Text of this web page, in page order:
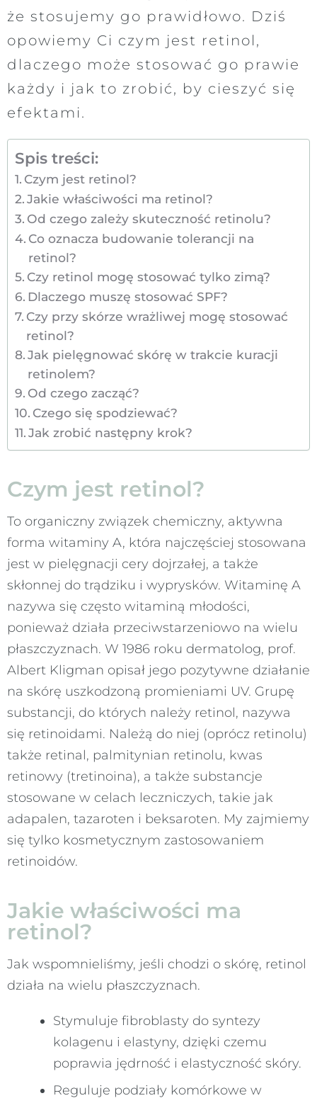
że stosujemy go prawidłowo. Dziś
opowiemy Ci czym jest retinol,
dlaczego może stosować go prawie
każdy i jak to zrobić, by cieszyć się
efektami.
Spis treści:
Czym jest retinol?
Jakie właściwości ma retinol?
Od czego zależy skuteczność retinolu?
Co oznacza budowanie tolerancji na
retinol?
Czy retinol mogę stosować tylko zimą?
Dlaczego muszę stosować SPF?
Czy przy skórze wrażliwej mogę stosować
retinol?
Jak pielęgnować skórę w trakcie kuracji
retinolem?
Od czego zacząć?
Czego się spodziewać?
Jak zrobić następny krok?
Czym jest retinol?
To organiczny związek chemiczny, aktywna
forma witaminy A, która najczęściej stosowana
jest w pielęgnacji cery dojrzałej, a także
skłonnej do trądziku i wyprysków. Witaminę A
nazywa się często witaminą młodości,
ponieważ działa przeciwstarzeniowo na wielu
płaszczyznach. W 1986 roku dermatolog, prof.
Albert Kligman opisał jego pozytywne działanie
na skórę uszkodzoną promieniami UV. Grupę
substancji, do których należy retinol, nazywa
się retinoidami. Należą do niej (oprócz retinolu)
także retinal, palmitynian retinolu, kwas
retinowy (tretinoina), a także substancje
stosowane w celach leczniczych, takie jak
adapalen, tazaroten i beksaroten. My zajmiemy
się tylko kosmetycznym zastosowaniem
retinoidów.
Jakie właściwości ma
retinol?
Jak wspomnieliśmy, jeśli chodzi o skórę, retinol
działa na wielu płaszczyznach.
Stymuluje fibroblasty do syntezy
kolagenu i elastyny, dzięki czemu
poprawia jędrność i elastyczność skóry.
Reguluje podziały komórkowe w